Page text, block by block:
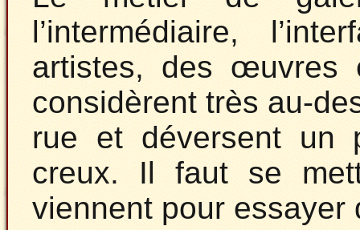
l’intermédiaire,
artistes, des œuvres
considèrent très au-
rue et déversent un
creux. Il faut se
viennent pour essayer